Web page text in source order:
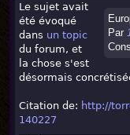
Par
Le sujet avait
été évoqué
dans un topic
du forum, et
la chose s'est
désormais
Citation de: http://
140227